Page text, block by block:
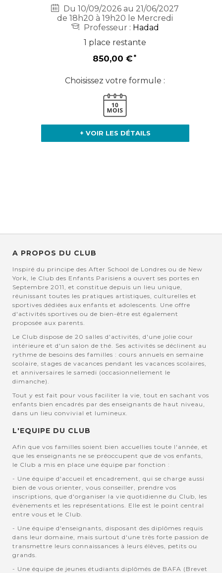
Du 10/09/2026 au 21/06/2027
de 18h20 à 19h20 le Mercredi
Professeur : Hadad
1 place restante
850,00 €
Choisissez votre formule :
+ VOIR LES DÉTAILS
A PROPOS DU CLUB
Inspiré du principe des After School de Londres ou de New
York, le Club des Enfants Parisiens a ouvert ses portes en
Septembre 2011, et constitue depuis un lieu unique,
réunissant toutes les pratiques artistiques, culturelles et
sportives dédiées aux enfants et adolescents. Une offre
d'activités sportives ou de bien-être est également
proposée aux parents.
Le Club dispose de 20 salles d'activités, d'une jolie cour
intérieure et d'un salon de thé. Ses activités se déclinent au
rythme de besoins des familles : cours annuels en semaine
scolaire, stages de vacances pendant les vacances scolaires,
et anniversaires le samedi (occasionnellement le
dimanche).
Tout y est fait pour vous faciliter la vie, tout en sachant vos
enfants bien encadrés par des enseignants de haut niveau,
dans un lieu convivial et lumineux.
L'EQUIPE DU CLUB
Afin que vos familles soient bien accuellies toute l'année, et
que les enseignants ne se préoccupent que de vos enfants,
le Club a mis en place une équipe par fonction :
- Une équipe d'accueil et encadrement, qui se charge aussi
bien de vous orienter, vous conseiller, prendre vos
inscriptions, que d'organiser la vie quotidienne du Club, les
évènements et les représentations. Elle est le point central
entre vous et le Club.
- Une équipe d'enseignants, disposant des diplômes requis
dans leur domaine, mais surtout d'une très forte passion de
transmettre leurs connaissances à leurs élèves, petits ou
grands.
- Une équipe de jeunes étudiants diplômés de BAFA (Brevet